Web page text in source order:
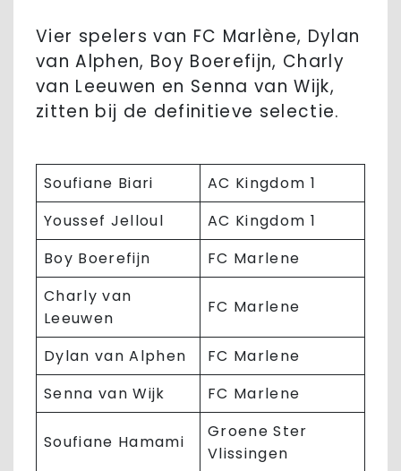
Vier spelers van FC Marlène, Dylan
van Alphen, Boy Boerefijn, Charly
van Leeuwen en Senna van Wijk,
zitten bij de definitieve selectie.
Soufiane Biari
AC Kingdom 1
Youssef Jelloul
AC Kingdom 1
Boy Boerefijn
FC Marlene
Charly van
Leeuwen
FC Marlene
Dylan van Alphen
FC Marlene
Senna van Wijk
FC Marlene
Soufiane Hamami
Groene Ster
Vlissingen